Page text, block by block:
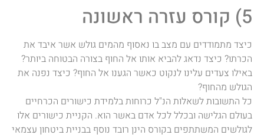
5) קורס עזרה ראשונה
כיצד מתמודדים עם מצב בו נאסוף מהמים גולש אשר איבד את
הכרתו? כיצד נדאג להביא אותו אל החוף בצורה הבטוחה ביותר?
באילו צעדים עלינו לנקוט כאשר הגענו אל החוף? כיצד נפנה את
הגולש מהחוף?
כל התשובות לשאלות הנ"ל כרוחות בלמידת כישורים הכרחיים
בעולם הגלישה ובכלל לכל אדם באשר הוא. הקניית כישורים אלו
לגולשים המשתתפים בקורס הינן רובד נוסף בבניית ביטחון עצמאי